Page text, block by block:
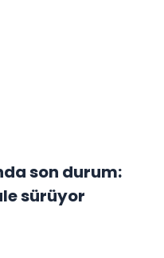
son durum:
sürüyor